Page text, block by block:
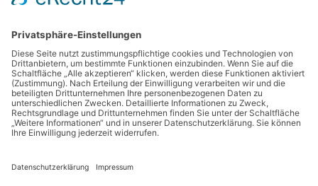
– was Eltern jetzt wissen sollten
Die Suche nach finanzieller Unabhängigkeit in modernen
Großstädten
Schlagwörter